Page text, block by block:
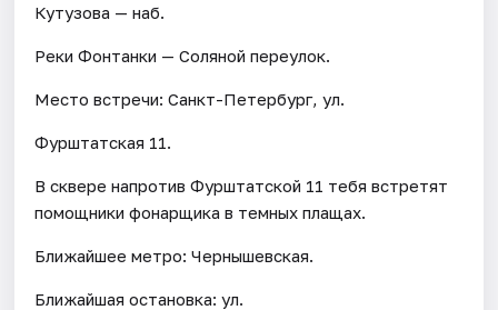
Кутузова — наб.
Реки Фонтанки — Соляной переулок.
Место встречи: Санкт-Петербург, ул.
Фурштатская 11.
В сквере напротив Фурштатской 11 тебя встретят
помощники фонарщика в темных плащах.
Ближайшее метро: Чернышевская.
Ближайшая остановка: ул.